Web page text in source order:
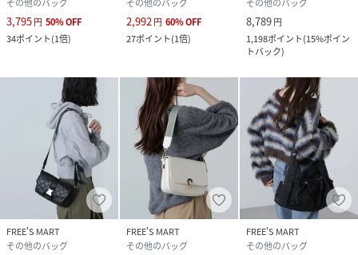
その他のバッグ
3,795円 50%OFF
34ポイント(1倍)
その他のバッグ
2,992円 60%OFF
27ポイント(1倍)
その他のバッグ
8,789円
1,198ポイント(15%ポイン
トバック)
FREE'S MART
その他のバッグ
FREE'S MART
その他のバッグ
FREE'S MART
その他のバッグ